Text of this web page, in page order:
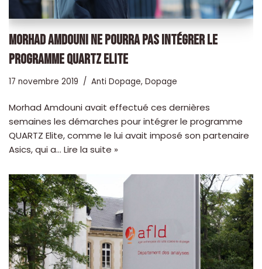
MORHAD AMDOUNI NE POURRA PAS INTÉGRER LE
PROGRAMME QUARTZ ELITE
17 novembre 2019 Anti Dopage, Dopage
Morhad Amdouni avait effectué ces dernières
semaines les démarches pour intégrer le programme
QUARTZ Elite, comme le lui avait imposé son partenaire
Asics, qui a… Lire la suite »